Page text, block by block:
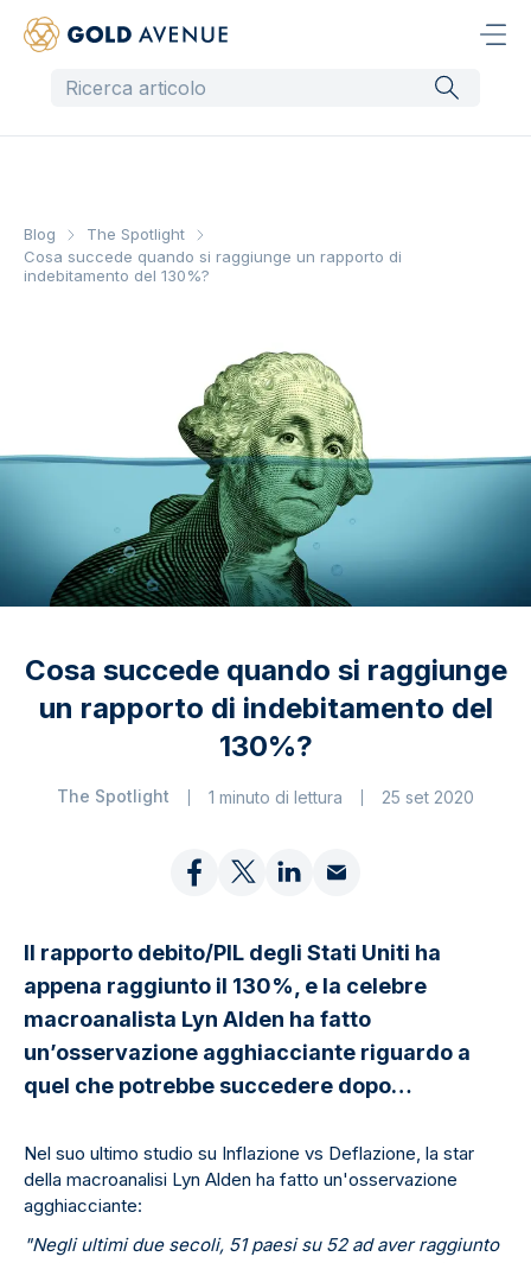
Blog
The Spotlight
Cosa succede quando si raggiunge un rapporto di
indebitamento del 130%?
Cosa succede quando si raggiunge
un rapporto di indebitamento del
130%?
The Spotlight 1 minuto di lettura 25 set 2020
Il rapporto debito/PIL degli Stati Uniti ha
appena raggiunto il 130%, e la celebre
macroanalista Lyn Alden ha fatto
un’osservazione agghiacciante riguardo a
quel che potrebbe succedere dopo…
Nel suo ultimo studio su Inflazione vs Deflazione, la star
della macroanalisi Lyn Alden ha fatto un'osservazione
agghiacciante:
"Negli ultimi due secoli, 51 paesi su 52 ad aver raggiunto